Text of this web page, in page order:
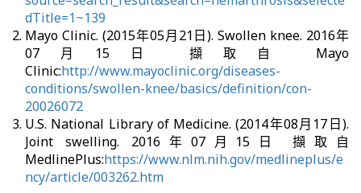
dTitle=1~139
Mayo Clinic. (2015年05月21日). Swollen knee. 2016年
07月15日 擷取自 Mayo
Clinic:http://www.mayoclinic.org/diseases-
conditions/swollen-knee/basics/definition/con-
20026072
U.S. National Library of Medicine. (2014年08月17日).
Joint swelling. 2016年07月15日 擷取自
MedlinePlus:https://www.nlm.nih.gov/medlineplus/e
ncy/article/003262.htm